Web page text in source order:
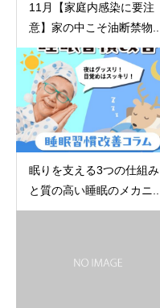
11月【家庭内感染に要注
意】家の中こそ油断禁物...
眠りを支える3つの仕組み
と質の高い睡眠のメカニ...